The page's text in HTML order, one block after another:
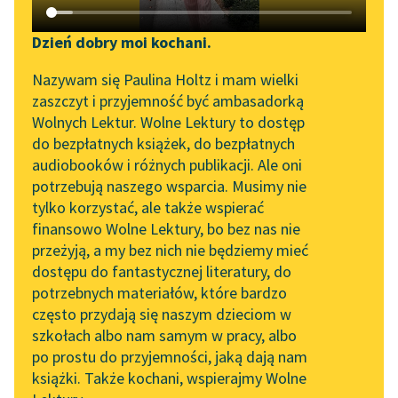
Katalog DAISY
Podkasty o książkach
Zgłoś brak utworu
Aktualności
„Prokurator Alicja Horn”
do słuchania
Byliśmy częścią AI Impact
Lab
Zapraszamy na spotkanie
online z tłumaczkami
literatury skandynawskiej
Spotkanie z Katarzyną
Tunkiel w Oslo
102. lata temu zmarł
Joseph Conrad
Narzędzia
Mapa Wolnych Lektur
Leśmianator
Przewodnik dla piszących i
czytających
API
OAI-PMH
Widget Wolnych Lektur
Przypisy
Dzień dobry moi kochani.
Nazywam się Paulina Holtz i mam wielki
zaszczyt i przyjemność być ambasadorką
Wolnych Lektur. Wolne Lektury to dostęp
do bezpłatnych książek, do bezpłatnych
audiobooków i różnych publikacji. Ale oni
potrzebują naszego wsparcia. Musimy nie
tylko korzystać, ale także wspierać
finansowo Wolne Lektury, bo bez nas nie
przeżyją, a my bez nich nie będziemy mieć
dostępu do fantastycznej literatury, do
potrzebnych materiałów, które bardzo
często przydają się naszym dzieciom w
szkołach albo nam samym w pracy, albo
po prostu do przyjemności, jaką dają nam
książki. Także kochani, wspierajmy Wolne
Cyprian Kamil Norwid
Mam rysunek Juliusza,
który on w Egipcie
rysował z natury, bo
pejzaże zwłaszcza
rysował wcale...
Czytaj więcej
Motyw: Ironia